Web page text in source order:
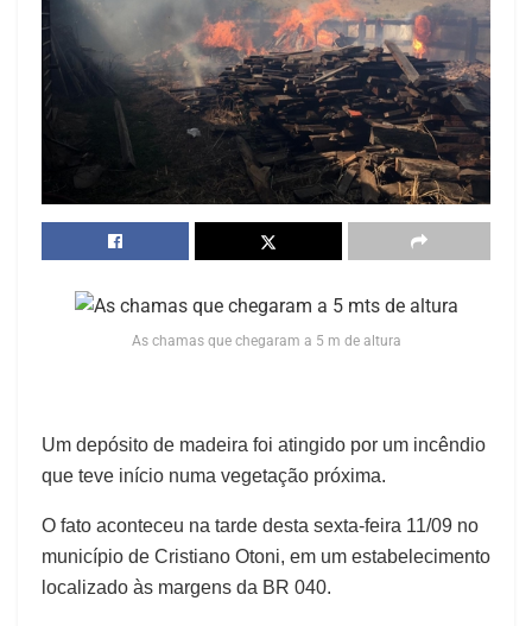
As chamas que chegaram a 5 m de altura
Um depósito de madeira foi atingido por um incêndio
que teve início numa vegetação próxima.
O fato aconteceu na tarde desta sexta-feira 11/09 no
município de Cristiano Otoni, em um estabelecimento
localizado às margens da BR 040.